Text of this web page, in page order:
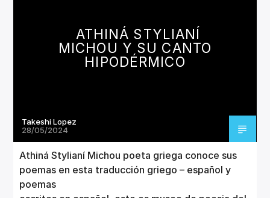
Invencible Radio
ATHINÁ STYLIANÍ
MICHOU Y SU CANTO
HIPODÉRMICO
Takeshi Lopez
28/05/2024
Athiná Stylianí Michou poeta griega conoce sus
poemas en esta traducción griego – español y
poemas